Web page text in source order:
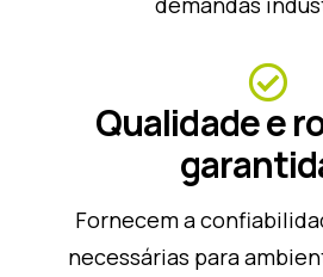
Qualidade e
Fornecem a
necessárias para